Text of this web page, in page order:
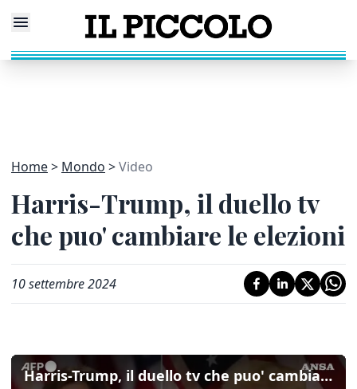
Home Mondo Video
Harris-Trump, il duello tv
che puo' cambiare le elezioni
10 settembre 2024
Harris-Trump, il duello tv che puo' cambiare le elezioni